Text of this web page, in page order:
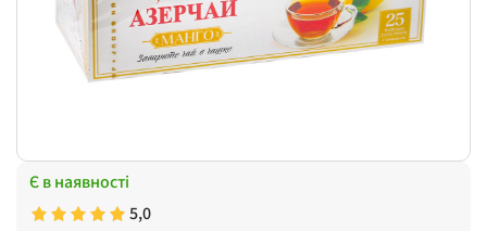
Є в наявності
5,0